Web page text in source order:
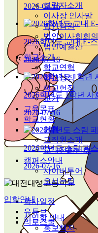
설립자소개
이사장 인사말
법인임원
법인이사회회
법인예결산
학교소개
학교연혁
학교상징
학교헌장
교가
교육목표
학교현황
현황
교직원소개
교내전화번호
캠퍼스안내
사이버투어
오시는길
입학안내
신입학 안내
홍보책자
2026-07-16
2026학년도 교내 E-
2026-07-16
2026학년도 1학년
2026-07-16
2026학년도 스팀 페
2026-07-16
학사일정
유튜브
리로스쿨